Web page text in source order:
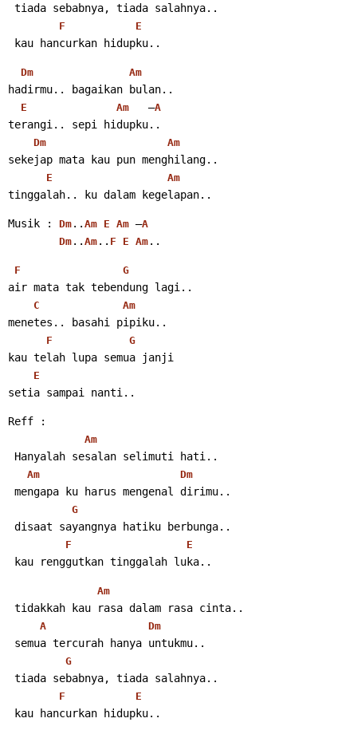
tiada sebabnya, tiada salahnya..
F E
kau hancurkan hidupku..
Dm Am
hadirmu.. bagaikan bulan..
E Am
   –
A
terangi.. sepi hidupku..
Dm Am
sekejap mata kau pun menghilang..
E Am
tinggalah.. ku dalam kegelapan..
Musik : Dm .. Am E Am –A
Dm .. Am .. F E Am ..
F G
air mata tak tebendung lagi..
C Am
menetes.. basahi pipiku..
F G
kau telah lupa semua janji
E
setia sampai nanti..
Reff :
Am
Hanyalah sesalan selimuti hati..
Am Dm
mengapa ku harus mengenal dirimu..
G
disaat sayangnya hatiku berbunga..
F E
kau renggutkan tinggalah luka..
Am
tidakkah kau rasa dalam rasa cinta..
A Dm
semua tercurah hanya untukmu..
G
tiada sebabnya, tiada salahnya..
F E
kau hancurkan hidupku..